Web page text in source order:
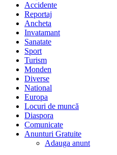
Accidente
Reportaj
Ancheta
Invatamant
Sanatate
Sport
Turism
Monden
Diverse
National
Europa
Locuri de muncă
Diaspora
Comunicate
Anunturi Gratuite
Adauga anunt